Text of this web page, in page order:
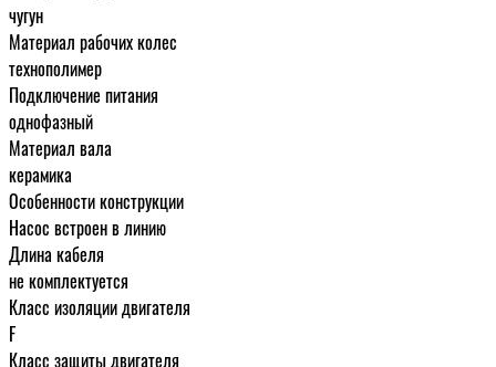
чугун
Материал рабочих колес
технополимер
Подключение питания
однофазный
Материал вала
керамика
Особенности конструкции
Насос встроен в линию
Длина кабеля
не комплектуется
Класс изоляции двигателя
F
Класс защиты двигателя